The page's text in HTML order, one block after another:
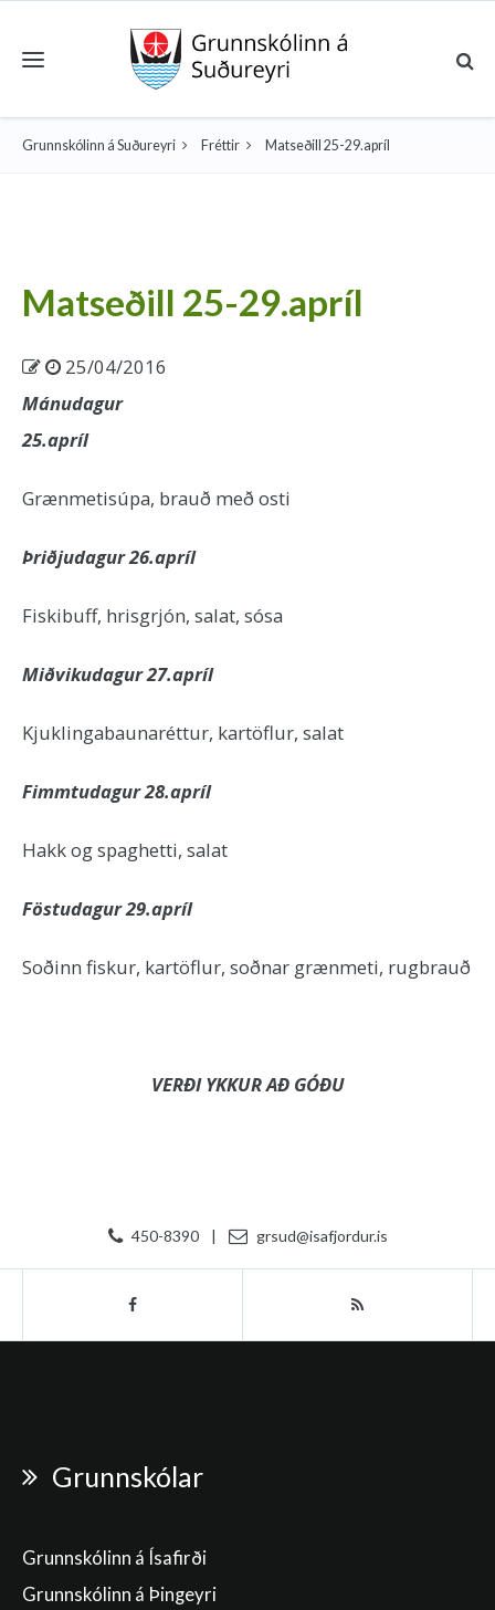
Toggle navigation
Grunnskólinn á Suðureyri Fréttir Matseðill 25-29.apríl
Matseðill 25-29.apríl
25/04/2016
Mánudagur
25.apríl
Grænmetisúpa, brauð með osti
Þriðjudagur 26.apríl
Fiskibuff, hrisgrjón, salat, sósa
Miðvikudagur 27.apríl
Kjuklingabaunaréttur, kartöflur, salat
Fimmtudagur 28.apríl
Hakk og spaghetti, salat
Föstudagur 29.apríl
Soðinn fiskur, kartöflur, soðnar grænmeti, rugbrauð
VERÐI YKKUR AÐ GÓÐU
450-8390 | grsud@isafjordur.is
Grunnskólar
Grunnskólinn á Ísafirði
Grunnskólinn á Þingeyri